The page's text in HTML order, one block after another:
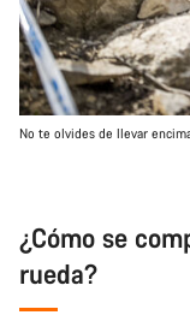
No te olvides de llevar
¿Cómo se
rueda?